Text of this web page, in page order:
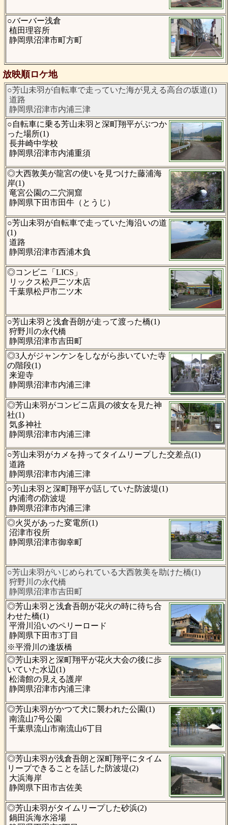
○バーバー浅倉
植田理容所
静岡県沼津市町方町
放映順ロケ地
○芳山未羽が自転車で走っていた海が見える高台の坂道(1)
道路
静岡県沼津市内浦三津
○自転車に乗る芳山未羽と深町翔平がぶつか
った場所(1)
長井崎中学校
静岡県沼津市内浦重須
◎大西敦美が龍宮の使いを見つけた藤浦海
岸(1)
竜宮公園の二穴洞窟
静岡県下田市田牛（とうじ）
○芳山未羽が自転車で走っていた海沿いの道
(1)
道路
静岡県沼津市西浦木負
◎コンビニ「LICS」
リックス松戸二ツ木店
千葉県松戸市二ツ木
○芳山未羽と浅倉吾朗が走って渡った橋(1)
狩野川の永代橋
静岡県沼津市吉田町
◎3人がジャンケンをしながら歩いていた寺
の階段(1)
来迎寺
静岡県沼津市内浦三津
◎芳山未羽がコンビニ店員の彼女を見た神
社(1)
気多神社
静岡県沼津市内浦三津
○芳山未羽がカメを持ってタイムリープした交差点(1)
道路
静岡県沼津市内浦三津
○芳山未羽と深町翔平が話していた防波堤(1)
内浦湾の防波堤
静岡県沼津市内浦三津
◎火災があった変電所(1)
沼津市役所
静岡県沼津市御幸町
○芳山未羽がいじめられている大西敦美を助けた橋(1)
狩野川の永代橋
静岡県沼津市吉田町
◎芳山未羽と浅倉吾朗が花火の時に待ち合
わせた橋(1)
平滑川沿いのペリーロード
静岡県下田市3丁目
※平滑川の逢坂橋
◎芳山未羽と深町翔平が花火大会の後に歩
いていた水辺(1)
松濤館の見える護岸
静岡県沼津市内浦三津
◎芳山未羽がかつて犬に襲われた公園(1)
南流山7号公園
千葉県流山市南流山6丁目
◎芳山未羽が浅倉吾朗と深町翔平にタイム
リープできることを話した防波堤(2)
大浜海岸
静岡県下田市吉佐美
◎芳山未羽がタイムリープした砂浜(2)
鍋田浜海水浴場